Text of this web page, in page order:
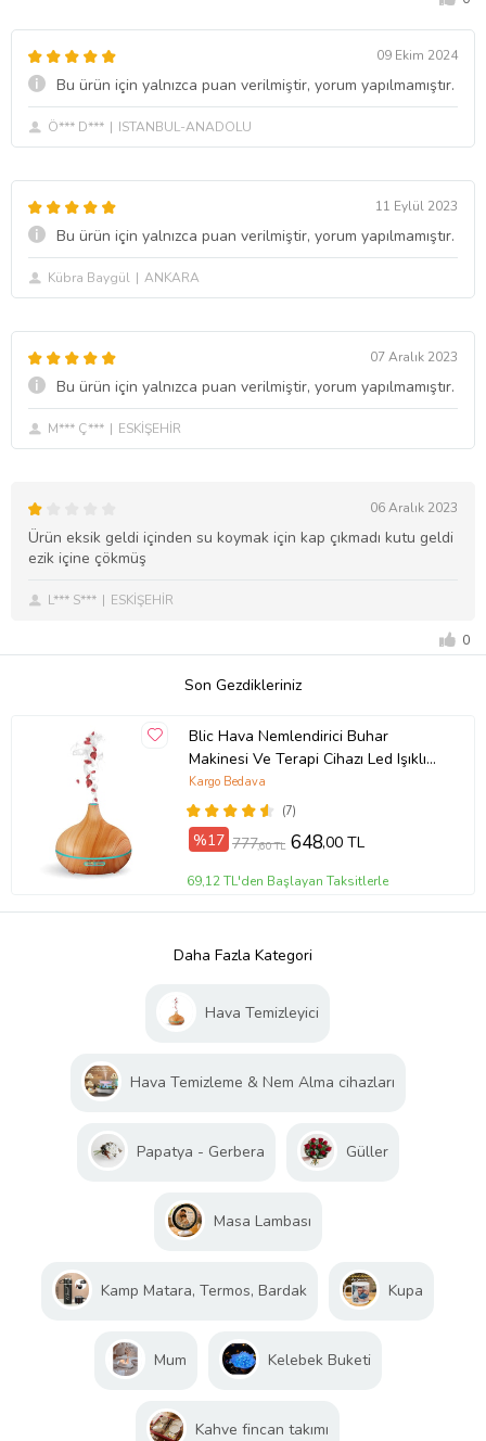
09 Ekim 2024
Bu ürün için yalnızca puan verilmiştir, yorum yapılmamıştır.
Ö*** D*** ISTANBUL-ANADOLU
11 Eylül 2023
Bu ürün için yalnızca puan verilmiştir, yorum yapılmamıştır.
Kübra Baygül ANKARA
07 Aralık 2023
Bu ürün için yalnızca puan verilmiştir, yorum yapılmamıştır.
M*** Ç*** ESKİŞEHİR
06 Aralık 2023
Ürün eksik geldi içinden su koymak için kap çıkmadı kutu geldi
ezik içine çökmüş
L*** S*** ESKİŞEHİR
0
Son Gezdikleriniz
Blic Hava Nemlendirici Buhar
Makinesi Ve Terapi Cihazı Led Işıklı
H223
(7)
Kargo Bedava
%17 777,60 TL 648,00 TL
69,12 TL'den Başlayan Taksitlerle
Daha Fazla Kategori
Hava Temizleyici
Hava Temizleme & Nem Alma cihazları
Papatya - Gerbera Güller
Masa Lambası
Kamp Matara, Termos, Bardak Kupa
Mum Kelebek Buketi
Kahve fincan takımı